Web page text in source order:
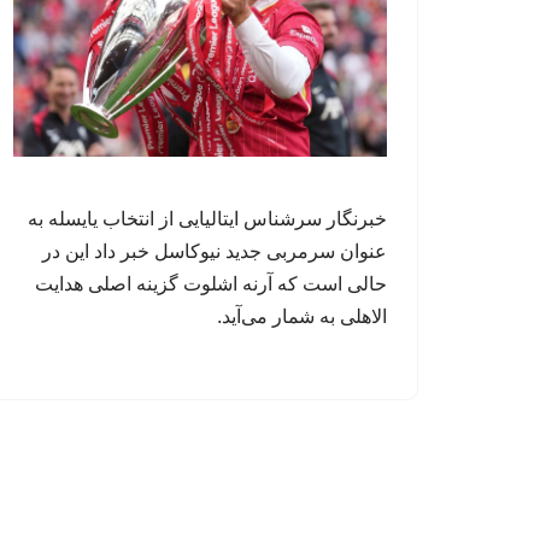
خبرنگار سرشناس ایتالیایی از انتخاب یایسله به
عنوان سرمربی جدید نیوکاسل خبر داد این در
حالی است که آرنه اشلوت گزینه اصلی هدایت
الاهلی به شمار می‌آید.